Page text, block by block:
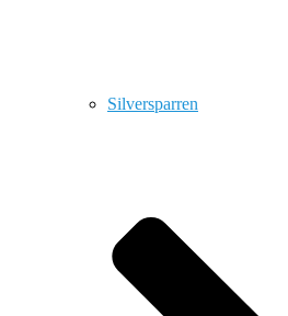
Silversparren